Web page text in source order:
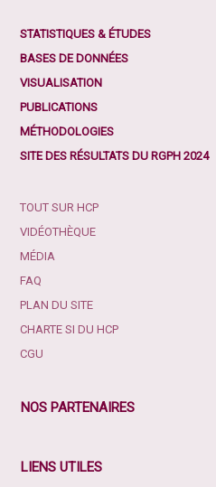
STATISTIQUES & ÉTUDES
BASES DE DONNÉES
VISUALISATION
PUBLICATIONS
MÉTHODOLOGIES
SITE DES RÉSULTATS DU RGPH 2024
TOUT SUR HCP
VIDÉOTHÈQUE
MÉDIA
FAQ
PLAN DU SITE
CHARTE SI DU HCP
CGU
NOS PARTENAIRES
LIENS UTILES